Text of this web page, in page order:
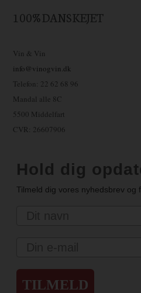
100% DANSKEJET
Vin & Vin
info@vinogvin.dk
Telefon: 22 62 68 96
Mandal alle 8C
5500 Middelfart
CVR: 26607906
Hold dig
Tilmeld dig vores nyhedsbrev og
TILMELD